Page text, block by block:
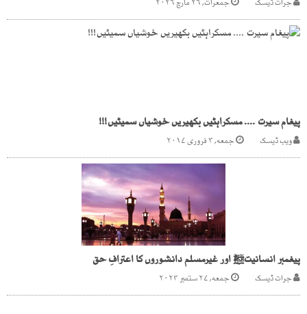
جرات ڈیسک جمعرات, ۲۶ مارچ ۲۰۲۶
پیغام سیرت .... مسکراہٹیں بکھیریں خوشیاں سمیٹیں!!!
ویب ڈیسک جمعه, ۳ فروری ۲۰۱۷
پیغمبر انسانیتﷺ اور غیرمسلم دانشوروں کا اعترافِ حق
جرات ڈیسک جمعه, ۲۷ ستمبر ۲۰۲۴